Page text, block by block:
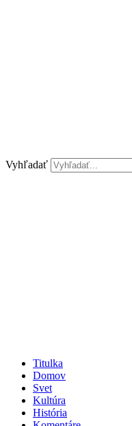
Vyhľadať
Titulka
Domov
Svet
Kultúra
História